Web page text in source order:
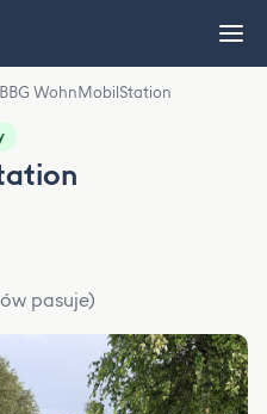
BBG WohnMobilStation
pasuje)